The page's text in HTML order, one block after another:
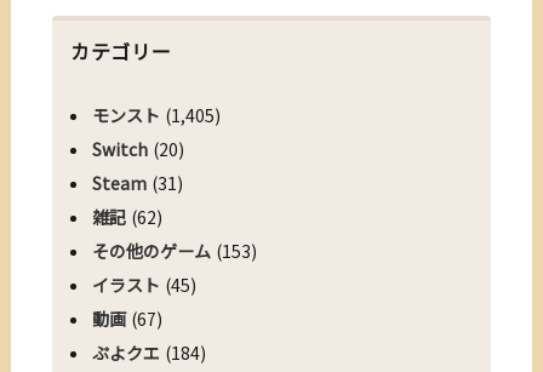
カテゴリー
モンスト (1,405)
Switch (20)
Steam (31)
雑記 (62)
その他のゲーム (153)
イラスト (45)
動画 (67)
ぷよクエ (184)